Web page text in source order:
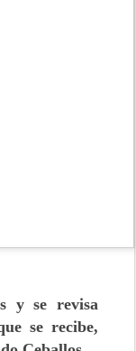
y se revisa
se recibe,